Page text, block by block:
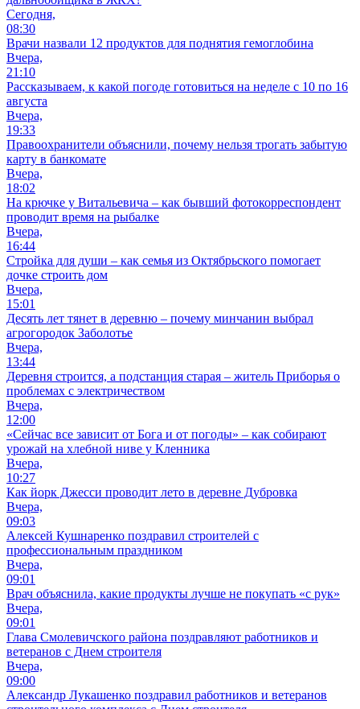
Сегодня,
08:30
Врачи назвали 12 продуктов для поднятия гемоглобина
Вчера,
21:10
Рассказываем, к какой погоде готовиться на неделе с 10 по 16
августа
Вчера,
19:33
Правоохранители объяснили, почему нельзя трогать забытую
карту в банкомате
Вчера,
18:02
На крючке у Витальевича – как бывший фотокорреспондент
проводит время на рыбалке
Вчера,
16:44
Стройка для души – как семья из Октябрьского помогает
дочке строить дом
Вчера,
15:01
Десять лет тянет в деревню – почему минчанин выбрал
агрогородок Заболотье
Вчера,
13:44
Деревня строится, а подстанция старая – житель Приборья о
проблемах с электричеством
Вчера,
12:00
«Сейчас все зависит от Бога и от погоды» – как собирают
урожай на хлебной ниве у Кленника
Вчера,
10:27
Как йорк Джесси проводит лето в деревне Дубровка
Вчера,
09:03
Алексей Кушнаренко поздравил строителей с
профессиональным праздником
Вчера,
09:01
Врач объяснила, какие продукты лучше не покупать «с рук»
Вчера,
09:01
Глава Смолевичского района поздравляют работников и
ветеранов с Днем строителя
Вчера,
09:00
Александр Лукашенко поздравил работников и ветеранов